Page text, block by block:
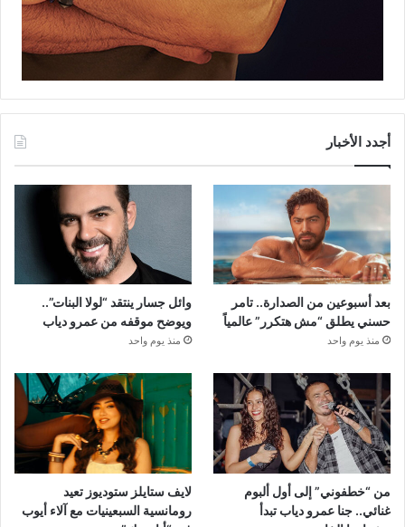
أجدد الأخبار
بعد أسبوعين من الصدارة.. تامر
حسني يطلق “مش هتكرر” عالمياً
منذ يوم واحد
وائل جسار ينتقد “لولا البنات”..
ويوضح موقفه من عمرو دياب
منذ يوم واحد
من “خطفوني” إلى أول ألبوم
غنائي.. جنا عمرو دياب تبدأ
لايف ستايلز ستوديوز تعيد
رومانسية السبعينيات مع آلاء أيوب